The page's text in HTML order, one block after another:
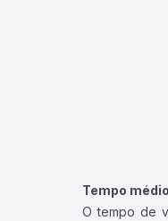
Tempo
O tempo de